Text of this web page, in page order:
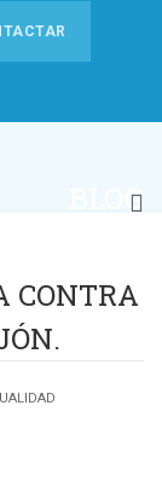
BLOG
CONTRA